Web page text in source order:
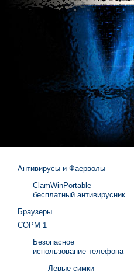
Антивирусы и Фаерволы
ClamWinPortable
бесплатный антивирусник
Браузеры
СОРМ 1
Безопасное
использование телефона
Левые симки